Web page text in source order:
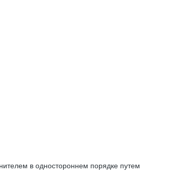
в одностороннем порядке путем